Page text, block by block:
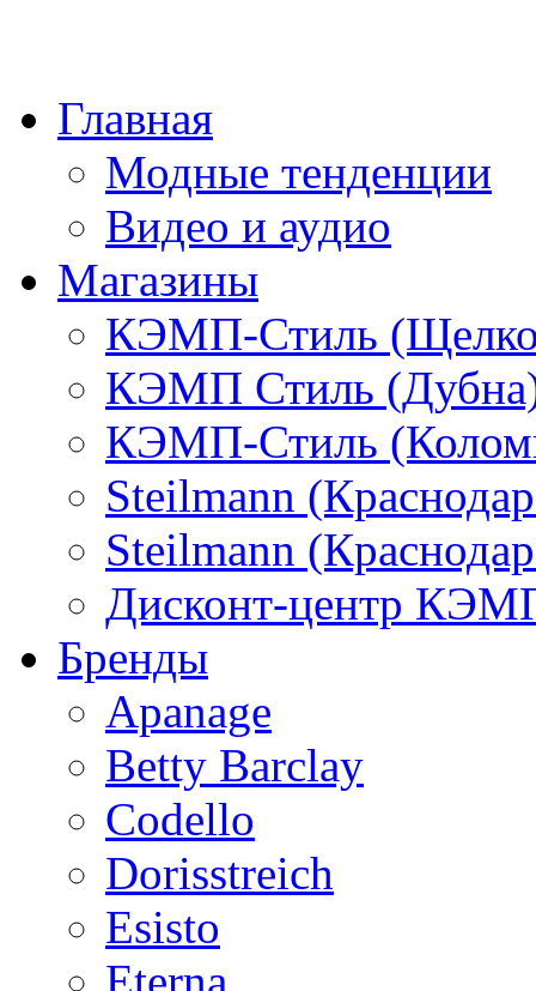
Главная
Модные тенденции
Видео и аудио
Магазины
КЭМП-Стиль
КЭМП Стиль
КЭМП-Стиль
Steilmann
Steilmann
Дисконт-центр
Бренды
Apanage
Betty Barclay
Codello
Dorisstreich
Esisto